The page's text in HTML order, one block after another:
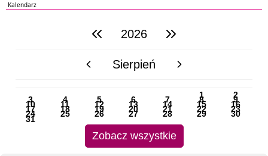
Kalendarz
poprzedni rok2026 następny rok
poprzedni miesiącSierpień następny miesiąc
1 2
3 4 5 6 7 8 9
10 11 12 13 14 15 16
17 18 19 20 21 22 23
24 25 26 27 28 29 30
31
Zobacz wszystkie